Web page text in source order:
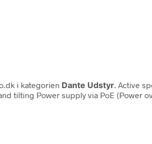
i kategorien Dante Udstyr . Active
tilting Power supply via PoE (Power